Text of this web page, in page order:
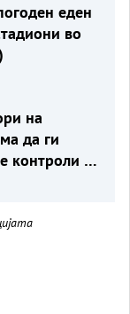
еден
во
на
да ги
контроли сè